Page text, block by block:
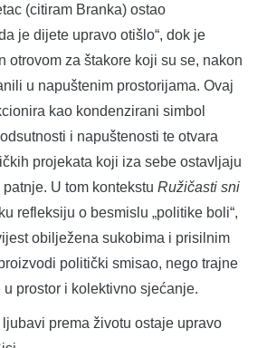
(citiram Branka) ostao
je dijete upravo otišlo“, dok je
otrovom za štakore koji su se, nakon
u napuštenim prostorijama. Ovaj
kao kondenzirani simbol
i napuštenosti te otvara
projekata koji iza sebe ostavljaju
U tom kontekstu Ružičasti sni
refleksiju o besmislu „politike boli“,
obilježena sukobima i prisilnim
politički smisao, nego trajne
prostor i kolektivno sjećanje.
prema životu ostaje upravo